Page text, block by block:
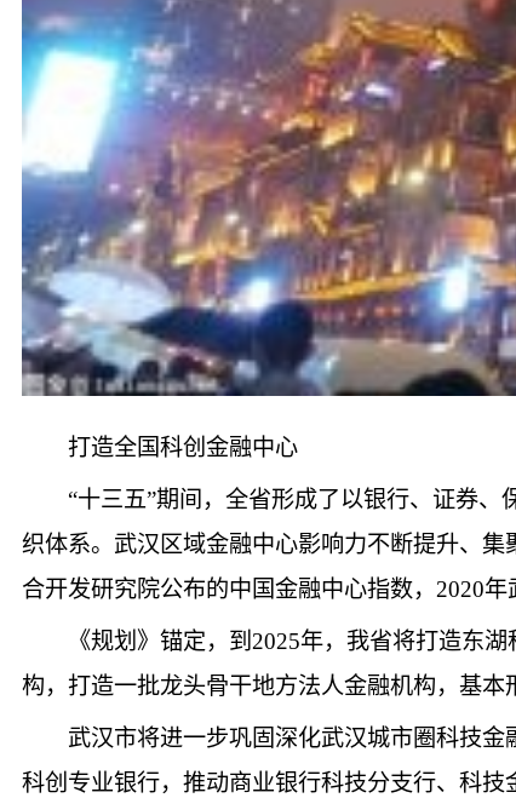
打造全国科创金融中心
“十三五”期间，全省形成了以银行、证券
织体系。武汉区域金融中心影响力不断提升、
合开发研究院公布的中国金融中心指数，2020年
《规划》锚定，到2025年，我省将打造东
构，打造一批龙头骨干地方法人金融机构，基
武汉市将进一步巩固深化武汉城市圈科技
科创专业银行，推动商业银行科技分支行、科